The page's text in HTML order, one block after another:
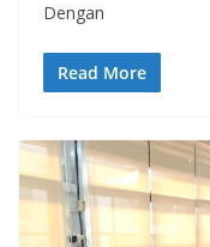
Dengan
Read More